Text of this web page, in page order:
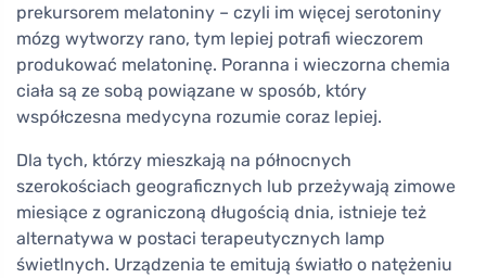
prekursorem melatoniny – czyli im więcej serotoniny
mózg wytworzy rano, tym lepiej potrafi wieczorem
produkować melatoninę. Poranna i wieczorna chemia
ciała są ze sobą powiązane w sposób, który
współczesna medycyna rozumie coraz lepiej.
Dla tych, którzy mieszkają na północnych
szerokościach geograficznych lub przeżywają zimowe
miesiące z ograniczoną długością dnia, istnieje też
alternatywa w postaci terapeutycznych lamp
świetlnych. Urządzenia te emitują światło o natężeniu